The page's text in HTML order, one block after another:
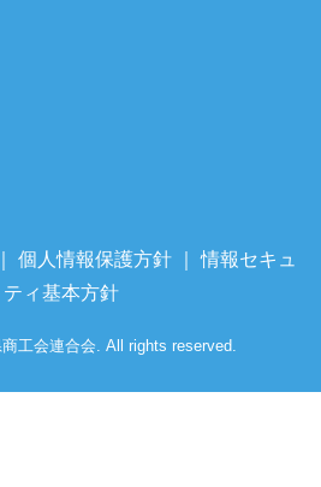
個人情報保護方針 ｜情報セキュ
ティ基本方針
工会連合会. All rights reserved.